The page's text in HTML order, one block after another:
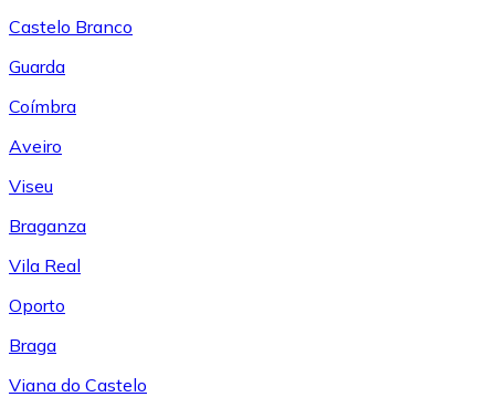
Castelo Branco
Guarda
Coímbra
Aveiro
Viseu
Braganza
Vila Real
Oporto
Braga
Viana do Castelo